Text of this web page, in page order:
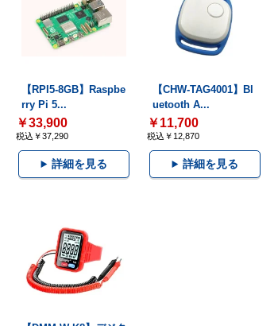
【RPI5-8GB】Raspbe
rry Pi 5...
￥33,900
税込￥37,290
詳細を見る
【CHW-TAG4001】Bl
uetooth A...
￥11,700
税込￥12,870
詳細を見る